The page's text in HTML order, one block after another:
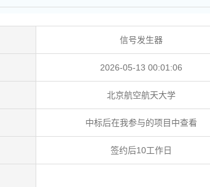
信号发生器
2026-05-13 00:01:06
北京航空航天大学
中标后在我参与的项目中查看
签约后10工作日